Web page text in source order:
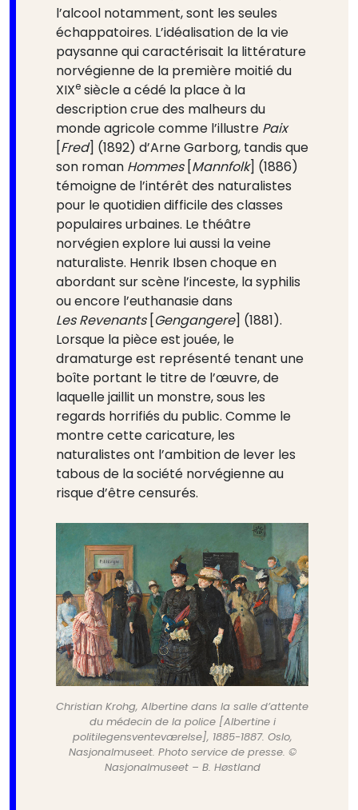
l’alcool notamment, sont les seules
échappatoires. L’idéalisation de la vie
paysanne qui caractérisait la littérature
norvégienne de la première moitié du
XIXe siècle a cédé la place à la
description crue des malheurs du
monde agricole comme l’illustre Paix
[Fred] (1892) d’Arne Garborg, tandis que
son roman Hommes[Mannfolk] (1886)
témoigne de l’intérêt des naturalistes
pour le quotidien difficile des classes
populaires urbaines. Le théâtre
norvégien explore lui aussi la veine
naturaliste. Henrik Ibsen choque en
abordant sur scène l’inceste, la syphilis
ou encore l’euthanasie dans
Les Revenants[Gengangere] (1881).
Lorsque la pièce est jouée, le
dramaturge est représenté tenant une
boîte portant le titre de l’œuvre, de
laquelle jaillit un monstre, sous les
regards horrifiés du public. Comme le
montre cette caricature, les
naturalistes ont l’ambition de lever les
tabous de la société norvégienne au
risque d’être censurés.
Christian Krohg, Albertine dans la salle d’attente
du médecin de la police [Albertine i
politilegensventeværelse], 1885-1887. Oslo,
Nasjonalmuseet. Photo service de presse. ©
Nasjonalmuseet – B. Høstland